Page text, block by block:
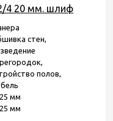
4 20 мм. шлиф
стен,
полов,
мм
мм